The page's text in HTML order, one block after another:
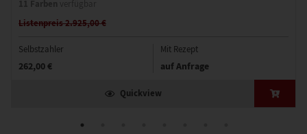
Listenpreis 2.925,00 €
Selbstzahler
262,00 €
Mit Rezept
auf Anfrage
Quickview